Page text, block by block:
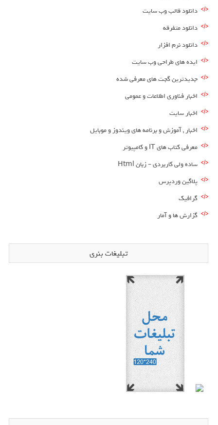
دانلود قالب وب سایت
دانلود متفرقه
دانلود نرم افزار
ایده های طراحی وب سایت
جدیدترین گجت های معرفی شده
اخبار فناوری اطلاعات و عمومی
اخبار سایت
اخبار , آموزش و برنامه های ویندوز و موبایل
معرفی کتاب های IT و کامپیوتر
ساده ولی کاربردی – زبان Html
پلاگین وردپرس
گرافیک
گزارش ها و آمار
تبلیغات بنری